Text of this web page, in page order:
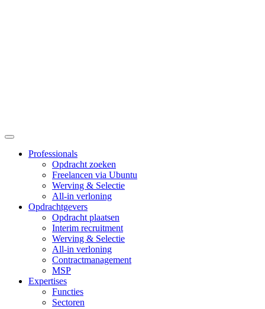
Professionals
Opdracht zoeken
Freelancen via Ubuntu
Werving & Selectie
All-in verloning
Opdrachtgevers
Opdracht plaatsen
Interim recruitment
Werving & Selectie
All-in verloning
Contractmanagement
MSP
Expertises
Functies
Sectoren